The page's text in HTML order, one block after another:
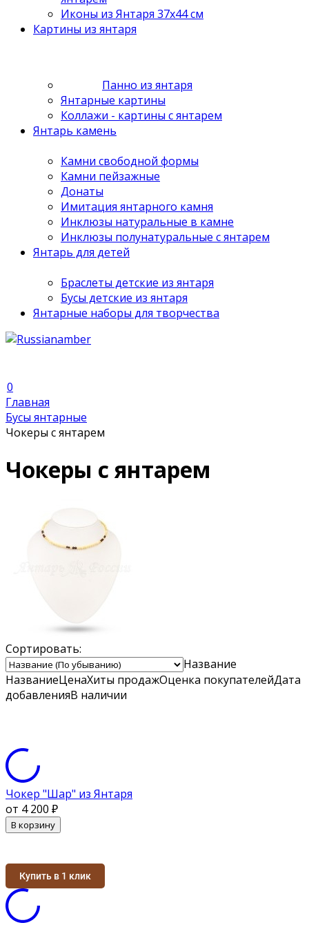
Иконы из Янтаря 37х44 см
Картины из янтаря
Панно из янтаря
Янтарные картины
Коллажи - картины с янтарем
Янтарь камень
Камни свободной формы
Камни пейзажные
Донаты
Имитация янтарного камня
Инклюзы натуральные в камне
Инклюзы полунатуральные с янтарем
Янтарь для детей
Браслеты детские из янтаря
Бусы детские из янтаря
Янтарные наборы для творчества
0
Главная
Бусы янтарные
Чокеры с янтарем
Чокеры с янтарем
Сортировать:
Название
НазваниеЦенаХиты продажОценка покупателейДата
добавленияВ наличии
Чокер "Шар" из Янтаря
от 4 200 ₽
В корзину
Купить в 1 клик